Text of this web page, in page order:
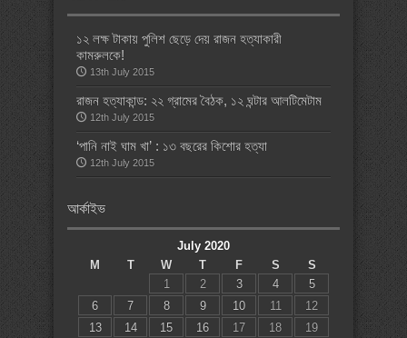
১২ লক্ষ টাকায় পুলিশ ছেড়ে দেয় রাজন হত্যাকারী
কামরুলকে!
13th July 2015
রাজন হত্যাকান্ড: ২২ গ্রামের বৈঠক, ১২ ঘন্টার আলটিমেটাম
12th July 2015
‘পানি নাই ঘাম খা’ : ১৩ বছরের কিশোর হত্যা
12th July 2015
আর্কাইভ
July 2020
M
T W T F S
S
1
2 3 4
5
6
7 8 9 10 11
12
13
14 15 16 17 18
19